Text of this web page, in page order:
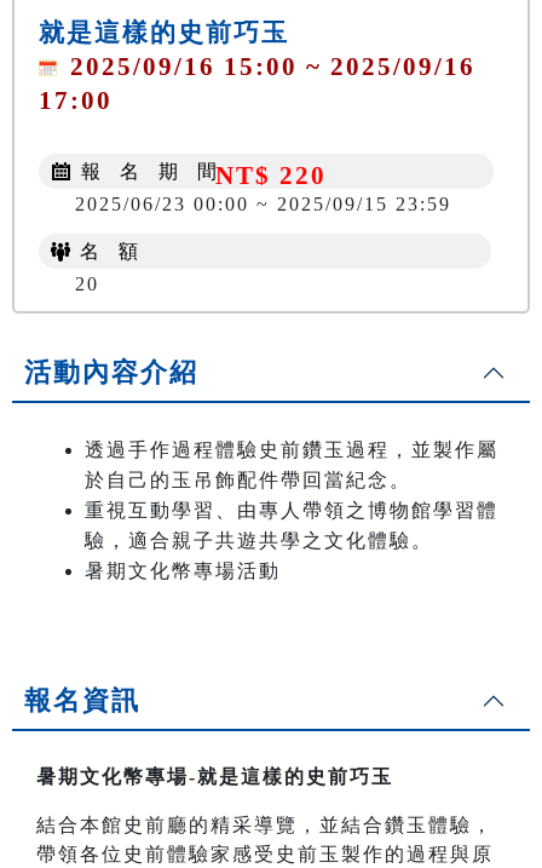
就是這樣的史前巧玉
2025/09/16 15:00 ~ 2025/09/16
17:00
NT$ 220
報 名 期 間
2025/06/23 00:00 ~ 2025/09/15 23:59
名 額
20
活動內容介紹
透過手作過程體驗史前鑽玉過程，並製作屬
於自己的玉吊飾配件帶回當紀念。
重視互動學習、由專人帶領之博物館學習體
驗，適合親子共遊共學之文化體驗。
暑期文化幣專場活動
報名資訊
暑期文化幣專場-就是這樣的史前巧玉
結合本館史前廳的精采導覽，並結合鑽玉體驗，
帶領各位史前體驗家感受史前玉製作的過程與原